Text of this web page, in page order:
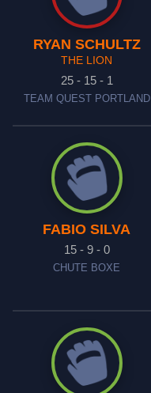
RYAN SCHULTZ
THE LION
25 - 15 - 1
TEAM QUEST PORTLAND
FABIO SILVA
15 - 9 - 0
CHUTE BOXE